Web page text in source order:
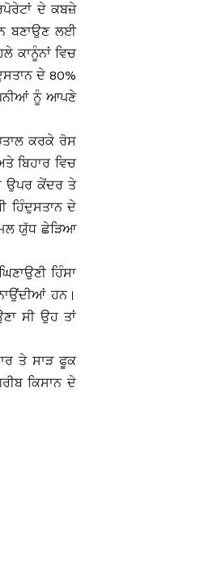
ਦੇ ਕਬਜ਼ੇ
ਬਣਾਉਣ ਲਈ
ਕਾਨੂੰਨਾਂ ਵਿਚ
ਦੇ 80%
ਨੂੰ ਆਪਣੇ
ਕਰਕੇ ਰੋਸ
ਬਿਹਾਰ ਵਿਚ
ਉਪਰ ਕੇਂਦਰ ਤੇ
ਹਿੰਦੁਸਤਾਨ ਦੇ
ਯੁੱਧ ਛੇੜਿਆ
ਹਿੰਸਾ
ਹਨ।
ਸੀ ਉਹ ਤਾਂ
ਤੇ ਸਾੜ ਫੂਕ
ਕਿਸਾਨ ਦੇ